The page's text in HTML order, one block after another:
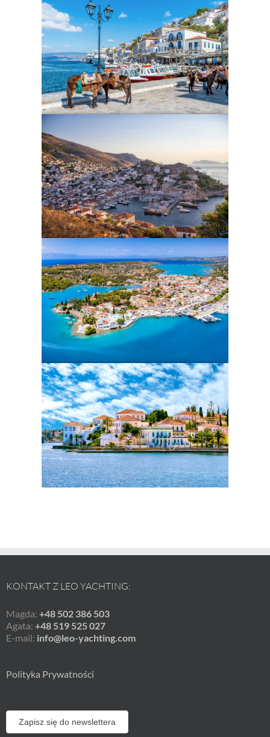
KONTAKT Z LEO YACHTING:
Magda: +48 502 386 503
Agata: +48 519 525 027
E-mail: info@leo-yachting.com
Polityka Prywatności
Zapisz się do newslettera